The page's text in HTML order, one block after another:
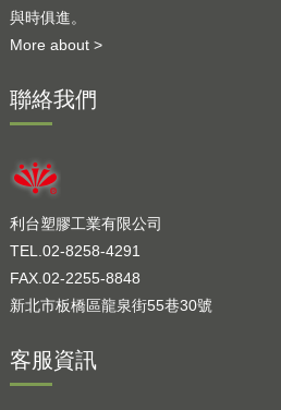
與時俱進。
More about >
聯絡我們
利台塑膠工業有限公司
TEL.02-8258-4291
FAX.02-2255-8848
新北市板橋區龍泉街55巷30號
客服資訊